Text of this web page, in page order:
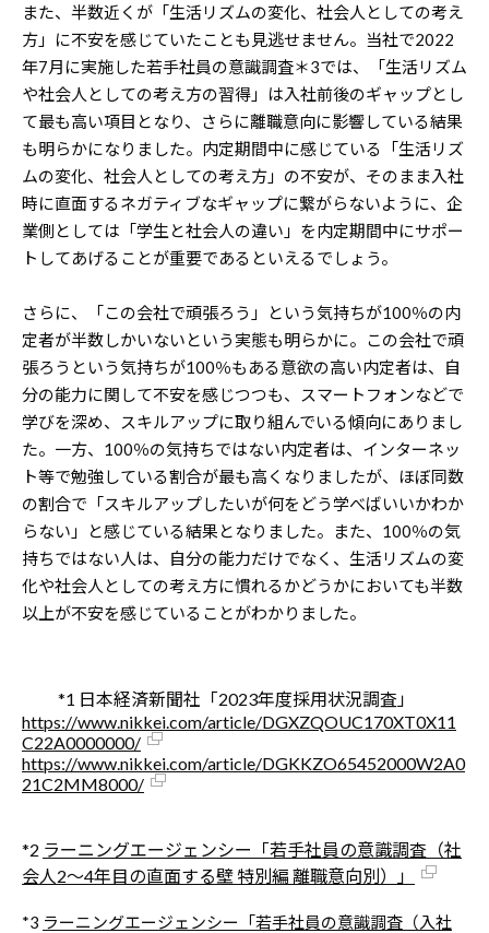
また、半数近くが「生活リズムの変化、社会人としての考え
方」に不安を感じていたことも見逃せません。当社で2022
年7月に実施した若手社員の意識調査＊3では、「生活リズム
や社会人としての考え方の習得」は入社前後のギャップとし
て最も高い項目となり、さらに離職意向に影響している結果
も明らかになりました。内定期間中に感じている「生活リズ
ムの変化、社会人としての考え方」の不安が、そのまま入社
時に直面するネガティブなギャップに繋がらないように、企
業側としては「学生と社会人の違い」を内定期間中にサポー
トしてあげることが重要であるといえるでしょう。
さらに、「この会社で頑張ろう」という気持ちが100％の内
定者が半数しかいないという実態も明らかに。この会社で頑
張ろうという気持ちが100％もある意欲の高い内定者は、自
分の能力に関して不安を感じつつも、スマートフォンなどで
学びを深め、スキルアップに取り組んでいる傾向にありまし
た。一方、100％の気持ちではない内定者は、インターネッ
ト等で勉強している割合が最も高くなりましたが、ほぼ同数
の割合で「スキルアップしたいが何をどう学べばいいかわか
らない」と感じている結果となりました。また、100％の気
持ちではない人は、自分の能力だけでなく、生活リズムの変
化や社会人としての考え方に慣れるかどうかにおいても半数
以上が不安を感じていることがわかりました。
*1 日本経済新聞社「2023年度採用状況調査」
https://www.nikkei.com/article/DGXZQOUC170XT0X11
C22A0000000/
https://www.nikkei.com/article/DGKKZO65452000W2A0
21C2MM8000/
*2 ラーニングエージェンシー「若手社員の意識調査（社
会人2～4年目の直面する壁 特別編 離職意向別）」
*3 ラーニングエージェンシー「若手社員の意識調査（入社